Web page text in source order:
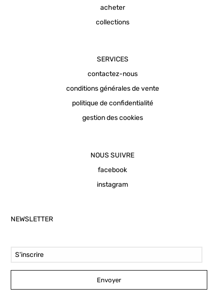
acheter
collections
SERVICES
contactez-nous
conditions générales de vente
politique de confidentialité
gestion des cookies
NOUS SUIVRE
facebook
instagram
NEWSLETTER
Envoyer